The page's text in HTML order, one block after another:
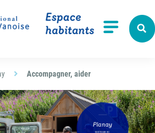
Accompagner, aider